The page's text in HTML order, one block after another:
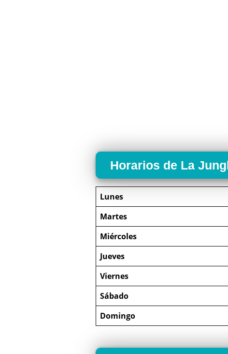
Horarios de La
Lunes
Martes
Miércoles
Jueves
Viernes
Sábado
Domingo